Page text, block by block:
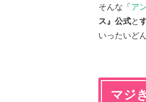
そんな「 ア
ス』公式と
いったいど
マジ